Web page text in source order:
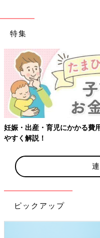
特集
わかり
【ワクチン接種で
ピックアップ